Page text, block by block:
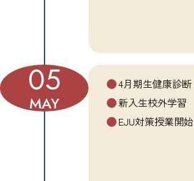
05
MAY
4月期生健康診断
新入生校外学習
EJU対策授業開始